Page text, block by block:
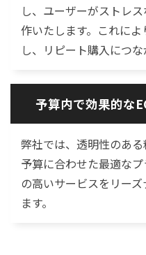
し、ユーザーがストレ
作いたします。これに
し、リピート購入につな
予算内で効果的な
弊社では、透明性のあ
予算に合わせた最適な
の高いサービスをリー
ます。